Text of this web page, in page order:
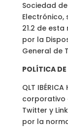
Sociedad
21.2 de
por la
General de
POLÍTICA DE
QLT
corporativo
Twitter y
por la